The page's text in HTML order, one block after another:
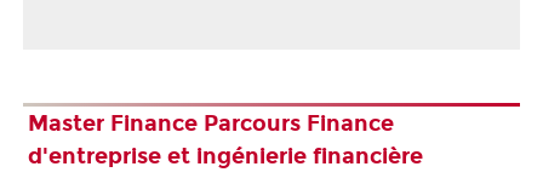
Master Finance Parcours Finance
d'entreprise et ingénierie financière